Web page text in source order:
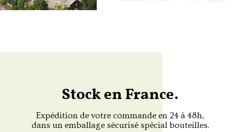
Stock en France.
Expédition de votre commande en 24 à 48h,
dans un emballage sécurisé spécial bouteilles.